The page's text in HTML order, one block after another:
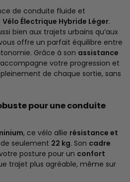
de conduite fluide et
Vélo Électrique Hybride Léger.
bien aux trajets urbains qu’aux
offre un parfait équilibre entre
Grâce à son assistance
votre progression et
de chaque sortie, sans
pour une conduite
, ce vélo allie résistance et
seulement 22 kg. Son cadre
posture pour un confort
trajet plus agréable, même sur